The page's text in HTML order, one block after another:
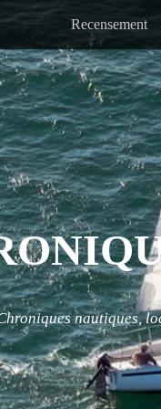
Recensement
nautiques,